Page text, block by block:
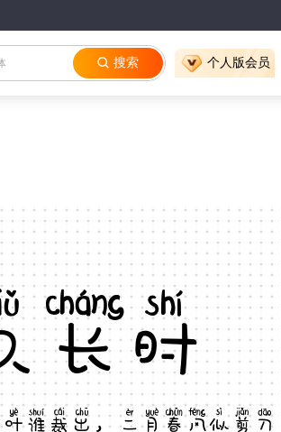
个人版会员
搜索
长时
谁裁出，二月春风似剪刀